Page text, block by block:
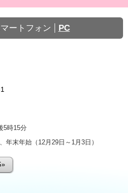
ートフォン PC
5時15分
年末年始（12月29日～1月3日）